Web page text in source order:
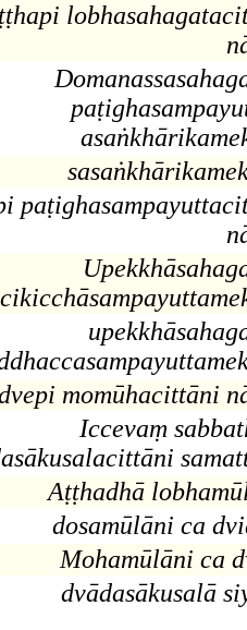
momūhacittāni
Iccevaṃ
Aṭṭhadhā
dosamūlāni ca
Mohamūlāni ca
dvādasākusalā